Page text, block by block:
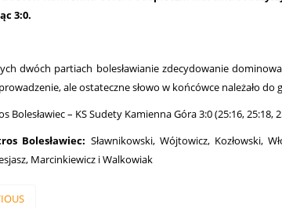
3:0.
dwóch partiach bolesławianie zdecydowanie
ale ostateczne słowo w końcówce należało do
Bolesławiec – KS Sudety Kamienna Góra 3:0 (25:16, 25:18,
Bolesławiec: Sławnikowski, Wójtowicz, Kozłowski,
Marcinkiewicz i Walkowiak